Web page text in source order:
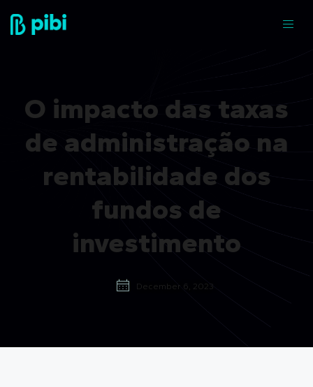
O impacto das taxas
de administração na
rentabilidade dos
fundos de
investimento
December 6, 2023